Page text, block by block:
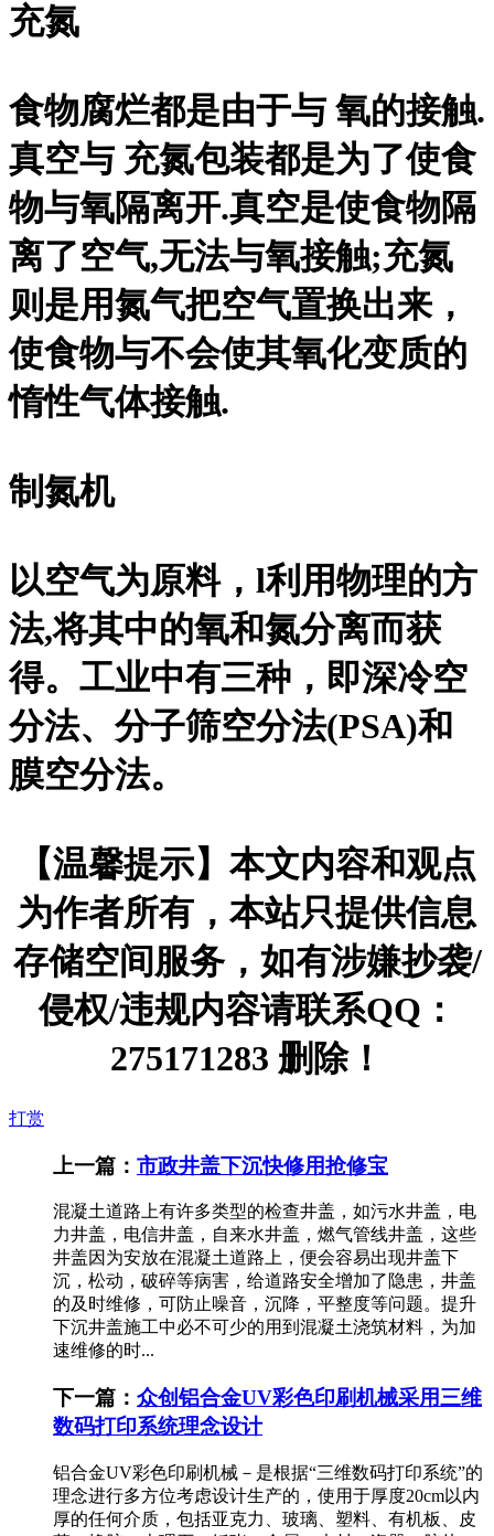
充氮
食物腐烂都是由于与 氧的接触.
真空与 充氮包装都是为了使食
物与氧隔离开.真空是使食物隔
离了空气,无法与氧接触;充氮
则是用氮气把空气置换出来，
使食物与不会使其氧化变质的
惰性气体接触.
制氮机
以空气为原料，l利用物理的方
法,将其中的氧和氮分离而获
得。工业中有三种，即深冷空
分法、分子筛空分法(PSA)和
膜空分法。
【温馨提示】本文内容和观点
为作者所有，本站只提供信息
存储空间服务，如有涉嫌抄袭/
侵权/违规内容请联系QQ：
275171283 删除！
打赏
上一篇： 市政井盖下沉快修用抢修宝
混凝土道路上有许多类型的检查井盖，如污水井盖，电
力井盖，电信井盖，自来水井盖，燃气管线井盖，这些
井盖因为安放在混凝土道路上，便会容易出现井盖下
沉，松动，破碎等病害，给道路安全增加了隐患，井盖
的及时维修，可防止噪音，沉降，平整度等问题。提升
下沉井盖施工中必不可少的用到混凝土浇筑材料，为加
速维修的时...
下一篇： 众创铝合金UV彩色印刷机械采用三维
数码打印系统理念设计
铝合金UV彩色印刷机械－是根据“三维数码打印系统”的
理念进行多方位考虑设计生产的，使用于厚度20cm以内
厚的任何介质，包括亚克力、玻璃、塑料、有机板、皮